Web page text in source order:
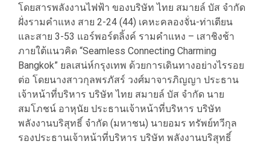
โดยสารพลังงานไฟฟ้า ของบริษัท ไทย สมายล์ บัส จำกัด
ฝั่งรามคำแหง สาย 2-24 (44) เคหะคลองจั่น-ท่าเตียน
และสาย 3-53 แอร์พอร์ตลิ้งค์ รามคำแหง – เสาชิงช้า
ภายใต้แนวคิด “Seamless Connecting Charming
Bangkok” ยลเสน่ห์กรุงเทพ ด้วยการเดินทางอย่างไรรอย
ต่อ โดยนางสาวกุลพรภัสร์ วงศ์มาจารภิญญา ประธาน
เจ้าหน้าที่บริหาร บริษัท ไทย สมายล์ บัส จำกัด นาย
สมโภชน์ อาหุนัย ประธานเจ้าหน้าที่บริหาร บริษัท
พลังงานบริสุทธิ์ จำกัด (มหาชน) นายอมร ทรัพย์ทวีกุล
รองประธานเจ้าหน้าที่บริหาร บริษัท พลังงานบริสุทธิ์